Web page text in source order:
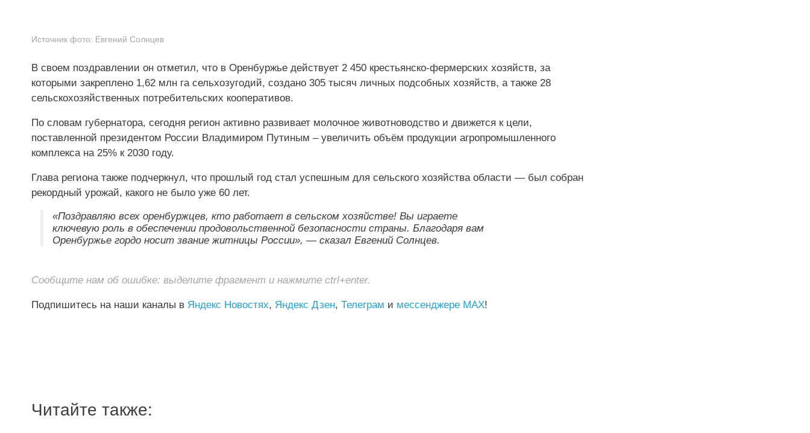
Источник фото: Евгений Солнцев
В своем поздравлении он отметил, что в Оренбуржье действует 2 450 крестьянско‑фермерских хозяйств, за
которыми закреплено 1,62 млн га сельхозугодий, создано 305 тысяч личных подсобных хозяйств, а также 28
сельскохозяйственных потребительских кооперативов.
По словам губернатора, сегодня регион активно развивает молочное животноводство и движется к цели,
поставленной президентом России Владимиром Путиным – увеличить объём продукции агропромышленного
комплекса на 25% к 2030 году.
Глава региона также подчеркнул, что прошлый год стал успешным для сельского хозяйства области — был собран
рекордный урожай, какого не было уже 60 лет.
«Поздравляю всех оренбуржцев, кто работает в сельском хозяйстве! Вы играете
ключевую роль в обеспечении продовольственной безопасности страны. Благодаря вам
Оренбуржье гордо носит звание житницы России», — сказал Евгений Солнцев.
Сообщите нам об ошибке: выделите фрагмент и нажмите ctrl+enter.
Подпишитесь на наши каналы в Яндекс Новостях, Яндекс Дзен, Телеграм и мессенджере MAX!
Читайте также: